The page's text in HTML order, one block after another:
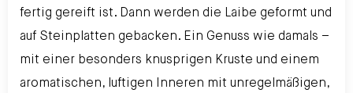
fertig gereift ist. Dann werden die Laibe geformt und
auf Steinplatten gebacken. Ein Genuss wie damals –
mit einer besonders knusprigen Kruste und einem
aromatischen, luftigen Inneren mit unregelmäßigen,